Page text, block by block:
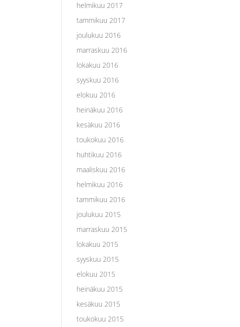
helmikuu 2017
tammikuu 2017
joulukuu 2016
marraskuu 2016
lokakuu 2016
syyskuu 2016
elokuu 2016
heinäkuu 2016
kesäkuu 2016
toukokuu 2016
huhtikuu 2016
maaliskuu 2016
helmikuu 2016
tammikuu 2016
joulukuu 2015
marraskuu 2015
lokakuu 2015
syyskuu 2015
elokuu 2015
heinäkuu 2015
kesäkuu 2015
toukokuu 2015